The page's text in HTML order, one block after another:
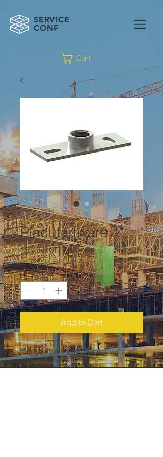
SERVICE
CONF
Cart
SKU: PSST-1
Placuta fixare 1"
15,45 RONPrice
Quantity *
Add to Cart
Placuta fixare / ancorare 1".